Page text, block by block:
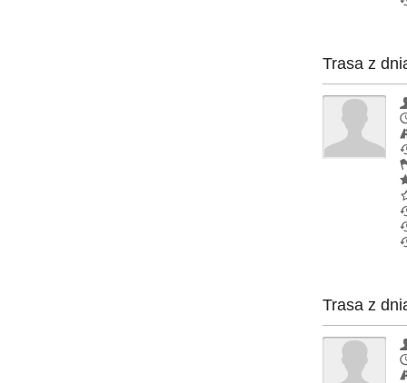
Trasa z
Trasa z